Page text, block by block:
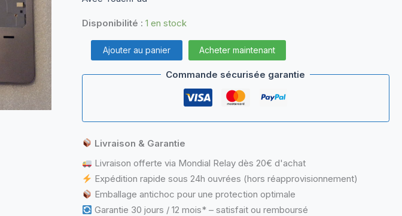
Disponibilité : 1 en stock
quantité
de
Ajouter au panier Acheter maintenant
Commande sécurisée garantie
Livraison & Garantie
Livraison offerte via Mondial Relay dès 20€ d'achat
Expédition rapide sous 24h ouvrées (hors réapprovisionnement)
Emballage antichoc pour une protection optimale
Garantie 30 jours / 12 mois* – satisfait ou remboursé